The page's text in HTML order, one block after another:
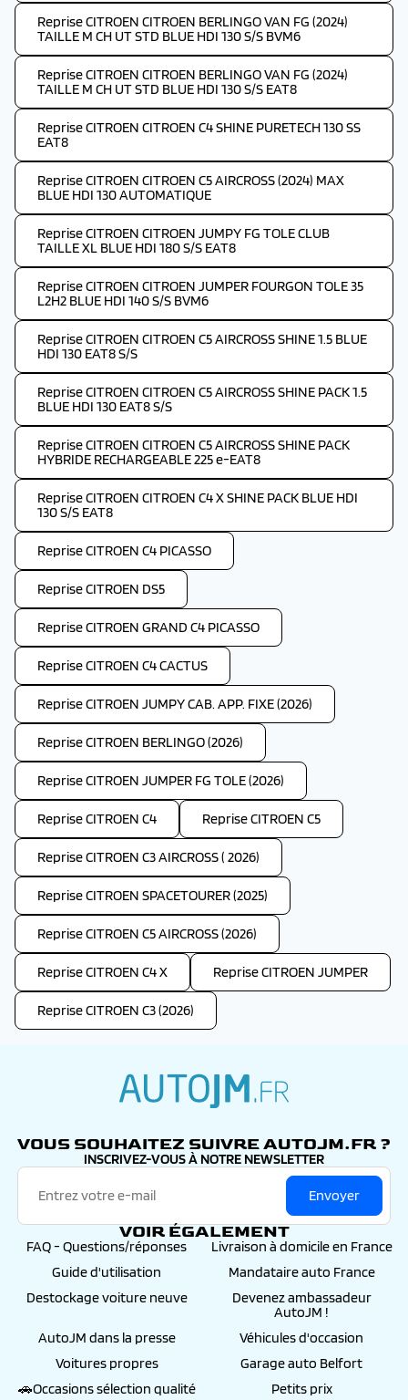
Reprise CITROEN CITROEN BERLINGO VAN FG (2024)
TAILLE M CH UT STD BLUE HDI 130 S/S BVM6
Reprise CITROEN CITROEN BERLINGO VAN FG (2024)
TAILLE M CH UT STD BLUE HDI 130 S/S EAT8
Reprise CITROEN CITROEN C4 SHINE PURETECH 130 SS
EAT8
Reprise CITROEN CITROEN C5 AIRCROSS (2024) MAX
BLUE HDI 130 AUTOMATIQUE
Reprise CITROEN CITROEN JUMPY FG TOLE CLUB
TAILLE XL BLUE HDI 180 S/S EAT8
Reprise CITROEN CITROEN JUMPER FOURGON TOLE 35
L2H2 BLUE HDI 140 S/S BVM6
Reprise CITROEN CITROEN C5 AIRCROSS SHINE 1.5 BLUE
HDI 130 EAT8 S/S
Reprise CITROEN CITROEN C5 AIRCROSS SHINE PACK 1.5
BLUE HDI 130 EAT8 S/S
Reprise CITROEN CITROEN C5 AIRCROSS SHINE PACK
HYBRIDE RECHARGEABLE 225 e-EAT8
Reprise CITROEN CITROEN C4 X SHINE PACK BLUE HDI
130 S/S EAT8
Reprise CITROEN C4 PICASSO
Reprise CITROEN DS5
Reprise CITROEN GRAND C4 PICASSO
Reprise CITROEN C4 CACTUS
Reprise CITROEN JUMPY CAB. APP. FIXE (2026)
Reprise CITROEN BERLINGO (2026)
Reprise CITROEN JUMPER FG TOLE (2026)
Reprise CITROEN C4 Reprise CITROEN C5
Reprise CITROEN C3 AIRCROSS ( 2026)
Reprise CITROEN SPACETOURER (2025)
Reprise CITROEN C5 AIRCROSS (2026)
Reprise CITROEN C4 X Reprise CITROEN JUMPER
Reprise CITROEN C3 (2026)
VOUS SOUHAITEZ SUIVRE AUTOJM.FR ?
INSCRIVEZ-VOUS À NOTRE NEWSLETTER
Envoyer
VOIR ÉGALEMENT
FAQ - Questions/réponses
Livraison à domicile en France
Guide d'utilisation
Mandataire auto France
Destockage voiture neuve
Devenez ambassadeur
AutoJM !
AutoJM dans la presse
Véhicules d'occasion
Voitures propres
Garage auto Belfort
🚗Occasions sélection qualité
Petits prix